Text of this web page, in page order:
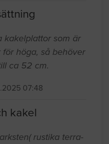
kakelplattor som är
höga, så behöver
ca 52 cm.
07:48
kakel
rustika terra-